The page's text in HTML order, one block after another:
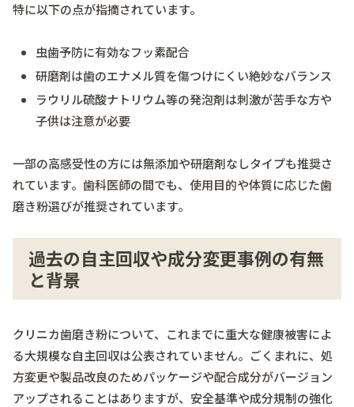
特に以下の点が指摘されています。
虫歯予防に有効なフッ素配合
研磨剤は歯のエナメル質を傷つけにくい絶妙なバランス
ラウリル硫酸ナトリウム等の発泡剤は刺激が苦手な方や
子供は注意が必要
一部の高感受性の方には無添加や研磨剤なしタイプも推奨さ
れています。歯科医師の間でも、使用目的や体質に応じた歯
磨き粉選びが推奨されています。
過去の自主回収や成分変更事例の有無
と背景
クリニカ歯磨き粉について、これまでに重大な健康被害によ
る大規模な自主回収は公表されていません。ごくまれに、処
方変更や製品改良のためパッケージや配合成分がバージョン
アップされることはありますが、安全基準や成分規制の強化